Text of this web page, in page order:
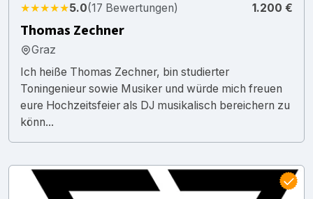
★★★★★5.0(17 Bewertungen) 1.200 €
Thomas Zechner
Graz
Ich heiße Thomas Zechner, bin studierter
Toningenieur sowie Musiker und würde mich freuen
eure Hochzeitsfeier als DJ musikalisch bereichern zu
könn...